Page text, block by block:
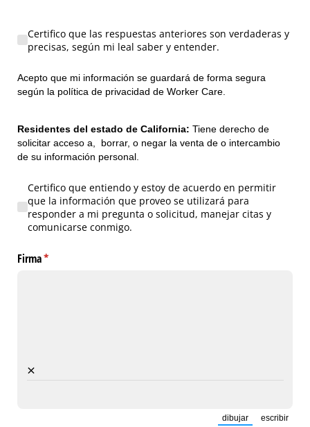
Certifico que las respuestas anteriores son verdaderas y precisas,
Certifico que las respuestas anteriores son verdaderas y
precisas, según mi leal saber y entender.
Acepto que mi información se guardará de forma segura
según la política de privacidad de Worker Care.
Residentes del estado de California: Tiene derecho de
solicitar acceso a, borrar, o negar la venta de o intercambio
de su información personal.
Certifico que entiendo y estoy de acuerdo en permitir que la
Certifico que entiendo y estoy de acuerdo en permitir
que la información que proveo se utilizará para
responder a mi pregunta o solicitud, manejar citas y
comunicarse conmigo.
Firma*
(necesario)
×
dibujar
escribir